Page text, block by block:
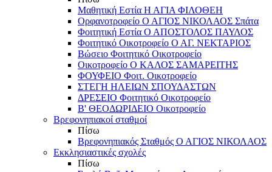
Μαθητική Εστία Η ΑΓΙΑ ΦΙΛΟΘΕΗ
Ορφανοτροφείο Ο ΑΓΙΟΣ ΝΙΚΟΛΑΟΣ Σπάτα
Φοιτητική Εστία Ο ΑΠΟΣΤΟΛΟΣ ΠΑΥΛΟΣ
Φοιτητικό Οικοτροφείο Ο ΑΓ. ΝΕΚΤΑΡΙΟΣ
Βώσειο Φοιτητικό Οικοτροφείο
Οικοτροφείο Ο ΚΑΛΟΣ ΣΑΜΑΡΕΙΤΗΣ
ΦΟΥΦΕΙΟ Φοιτ. Οικοτροφείο
ΣΤΕΓΗ ΗΛΕΙΩΝ ΣΠΟΥΔΑΣΤΩΝ
ΔΡΕΣΕΙΟ Φοιτητικό Οικοτροφείο
Β' ΘΕΟΔΩΡΙΔΕΙΟ Οικοτροφείο
Βρεφονηπιακοί σταθμοί
Πίσω
Βρεφονηπιακός Σταθμός Ο ΑΓΙΟΣ ΝΙΚΟΛΑΟΣ
Εκκλησιαστικές σχολές
Πίσω